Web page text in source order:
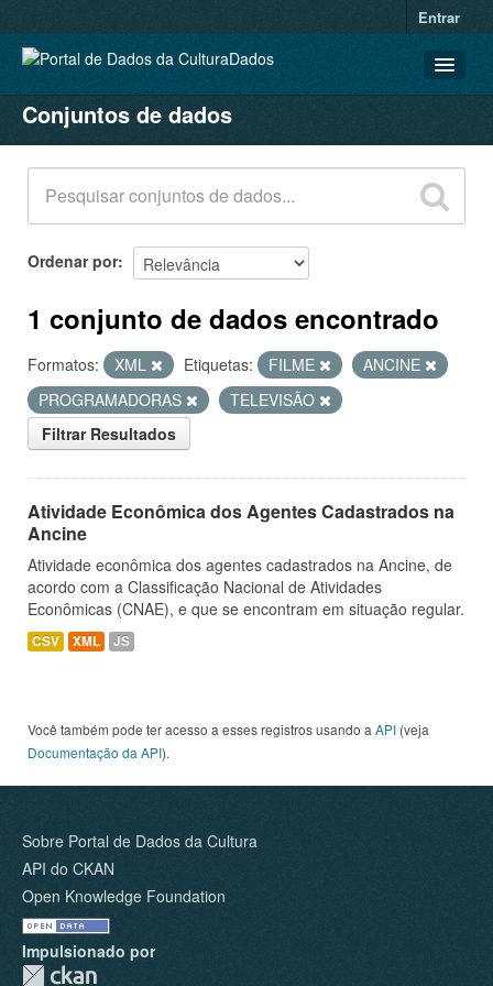
Entrar
CONJUNTOS DE DADOS
ORGANIZAÇÕES
GRUPOS
SOBRE
Conjuntos de dados
Ordenar por
1 conjunto de dados encontrado
Formatos: XML Etiquetas: FILME
ANCINE
PROGRAMADORAS
TELEVISÃO
Filtrar Resultados
Atividade Econômica dos Agentes Cadastrados na
Ancine
Atividade econômica dos agentes cadastrados na Ancine, de
acordo com a Classificação Nacional de Atividades
Econômicas (CNAE), e que se encontram em situação regular.
CSV XML JS
Você também pode ter acesso a esses registros usando a API (veja
Documentação da API).
Sobre Portal de Dados da Cultura
API do CKAN
Open Knowledge Foundation
Impulsionado por